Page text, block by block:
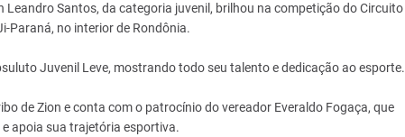
Leandro Santos, da categoria juvenil, brilhou na competição do Circuito
Paraná, no interior de Rondônia.
Juvenil Leve, mostrando todo seu talento e dedicação ao esporte.
de Zion e conta com o patrocínio do vereador Everaldo Fogaça, que
apoia sua trajetória esportiva.